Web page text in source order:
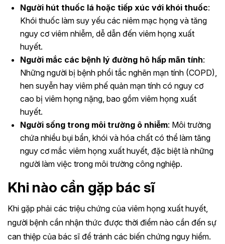
Người hút thuốc lá hoặc tiếp xúc với khói thuốc:
Khói thuốc làm suy yếu các niêm mạc họng và tăng
nguy cơ viêm nhiễm, dễ dẫn đến viêm họng xuất
huyết.
Người mắc các bệnh lý đường hô hấp mãn tính:
Những người bị bệnh phổi tắc nghẽn mạn tính (COPD),
hen suyễn hay viêm phế quản mạn tính có nguy cơ
cao bị viêm họng nặng, bao gồm viêm họng xuất
huyết.
Người sống trong môi trường ô nhiễm: Môi trường
chứa nhiều bụi bẩn, khói và hóa chất có thể làm tăng
nguy cơ mắc viêm họng xuất huyết, đặc biệt là những
người làm việc trong môi trường công nghiệp.
Khi nào cần gặp bác sĩ
Khi gặp phải các triệu chứng của viêm họng xuất huyết,
người bệnh cần nhận thức được thời điểm nào cần đến sự
can thiệp của bác sĩ để tránh các biến chứng nguy hiểm.